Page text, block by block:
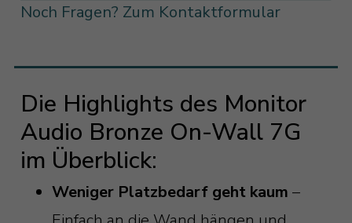
Noch Fragen? Zum Kontaktformular
Die Highlights des Monitor
Audio Bronze On-Wall 7G
im Überblick:
Weniger Platzbedarf geht kaum –